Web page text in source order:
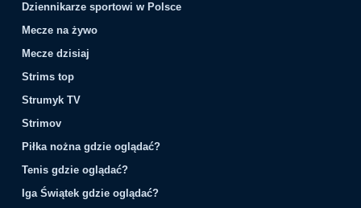
Dziennikarze sportowi w Polsce
Mecze na żywo
Mecze dzisiaj
Strims top
Strumyk TV
Strimov
Piłka nożna gdzie oglądać?
Tenis gdzie oglądać?
Iga Świątek gdzie oglądać?